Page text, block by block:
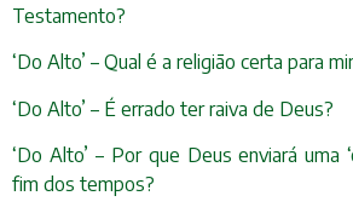
Testamento?
‘Do Alto’ – Qual é a religião certa para
‘Do Alto’ – É errado ter raiva de Deus?
‘Do Alto’ – Por que Deus enviará uma
fim dos tempos?